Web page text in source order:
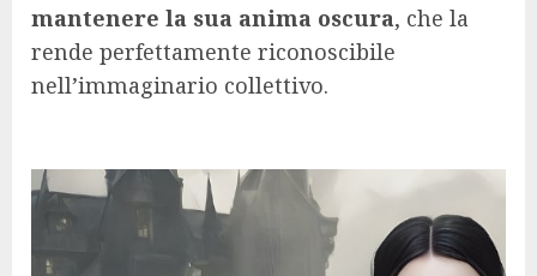
mantenere la sua anima oscura, che la
rende perfettamente riconoscibile
nell’immaginario collettivo.